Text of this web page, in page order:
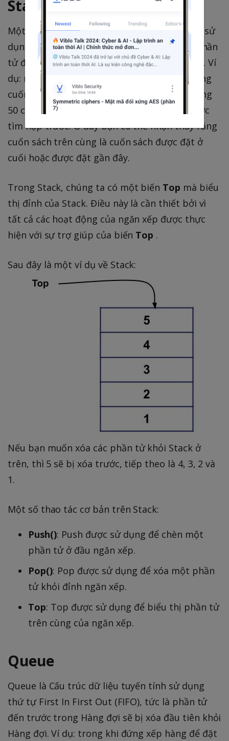
Stack
Một Stack là một cấu trúc dữ liệu tuyến tính sử
dụng thứ tự Last In First Out (LIFO), tức là phần
tử được chèn cuối cùng sẽ được bật ra trước. Ví
dụ: nếu bạn đặt một cuốn sách lên trên những
cuốn sách khác và tiếp tục quá trình này trong
50 cuốn sách, thì cuốn sách trên cùng sẽ được
tìm nạp trước. Ở đây bạn có thể nhận thấy rằng
cuốn sách trên cùng là cuốn sách được đặt ở
cuối hoặc được đặt gần đây.
Trong Stack, chúng ta có một biến Top mà biểu
thị đỉnh của Stack. Điều này là cần thiết bởi vì
tất cả các hoạt động của ngăn xếp được thực
hiện với sự trợ giúp của biến Top .
Sau đây là một ví dụ về Stack:
Nếu bạn muốn xóa các phần tử khỏi Stack ở
trên, thì 5 sẽ bị xóa trước, tiếp theo là 4, 3, 2 và
1.
Một số thao tác cơ bản trên Stack:
Push(): Push được sử dụng để chèn một
phần tử ở đầu ngăn xếp.
Pop(): Pop được sử dụng để xóa một phần
tử khỏi đỉnh ngăn xếp.
Top: Top được sử dụng để biểu thị phần tử
trên cùng của ngăn xếp.
Queue
Queue là Cấu trúc dữ liệu tuyến tính sử dụng
thứ tự First In First Out (FIFO), tức là phần tử
đến trước trong Hàng đợi sẽ bị xóa đầu tiên khỏi
Hàng đợi. Ví dụ: trong khi đứng xếp hàng để đặt